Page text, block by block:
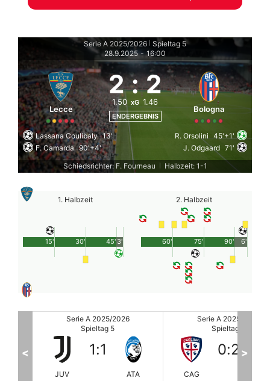
Serie A 2025/2026 Spieltag 5
28.9.2025 - 16:00
Lecce
2 : 2
1.50 xG 1.46
ENDERGEBNIS
Bologna
Lassana Coulibaly 13'
F. Camarda 90'+4'
R. Orsolini 45'+1'
J. Odgaard 71'
Schiedsrichter: F. Fourneau
Halbzeit: 1-1
1. Halbzeit
45'
15' 30' 3'
2. Halbzeit
90'
60' 75' 6'
Serie A 2025/2026
Spieltag 5
CAG
0:2
INT
Serie A 2025/2026
Spieltag 5
SAS
3:1
< >